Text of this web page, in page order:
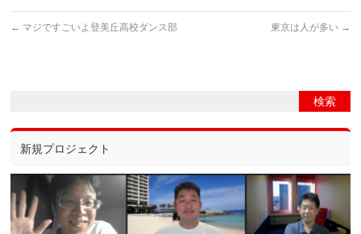
← マジですごいよ登美丘高校ダンス部 東京は人が多い →
新規プロジェクト